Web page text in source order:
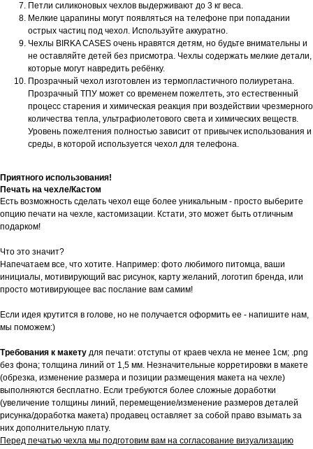
Петли силиконовых чехлов выдерживают до 3 кг веса.
Мелкие царапины могут появляться на телефоне при попадании
острых частиц под чехол. Используйте аккуратно.
Чехлы BIRKA CASES очень нравятся детям, но будьте внимательны и
не оставляйте детей без присмотра. Чехлы содержать мелкие детали,
которые могут навредить ребёнку.
Прозрачный чехол изготовлен из термопластичного полиуретана.
Прозрачный ТПУ может со временем пожелтеть, это естественный
процесс старения и химическая реакция при воздействии чрезмерного
количества тепла, ультрафиолетового света и химических веществ.
Уровень пожелтения полностью зависит от привычек использования и
среды, в которой используется чехол для телефона.
Приятного использования!
Печать на чехле/Кастом
Есть возможность сделать чехол еще более уникальным - просто выберите
опцию печати на чехле, кастомизации. Кстати, это может быть отличным
подарком!
Что это значит?
Напечатаем все, что хотите. Например: фото любимого питомца, ваши
инициалы, мотивирующий вас рисунок, карту желаний, логотип бренда, или
просто мотивирующее вас послание вам самим!
Если идея крутится в голове, но не получается оформить ее - напишите нам,
мы поможем:)
Требования к макету для печати: отступы от краев чехла не менее 1см; .png
без фона; толщина линий от 1,5 мм. Незначительные корретировки в макете
(обрезка, изменение размера и позиции размещения макета на чехле)
выполняются бесплатно. Если требуются более сложные доработки
(увеличение толщины линий, перемещение/изменение размеров деталей
рисунка/доработка макета) продавец оставляет за собой право взымать за
них дополнительную плату.
Перед печатью чехла мы подготовим вам на согласование визуализацию